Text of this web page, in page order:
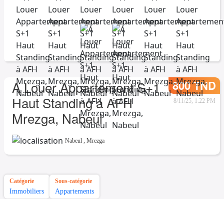
A Louer Appartement S+1
Haut Standing à AFH
Mrezga, Nabeul
800 TND
8/11/25, 1:22 PM
Nabeul , Mrezga
Catégorie
Immobiliers
Sous-catégorie
Appartements